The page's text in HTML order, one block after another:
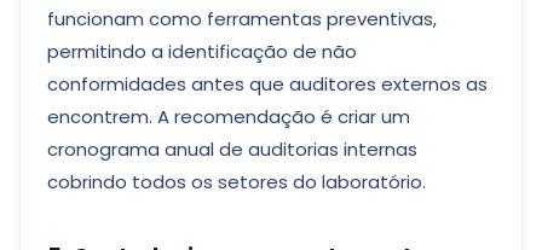
funcionam como ferramentas preventivas,
permitindo a identificação de não
conformidades antes que auditores externos as
encontrem. A recomendação é criar um
cronograma anual de auditorias internas
cobrindo todos os setores do laboratório.